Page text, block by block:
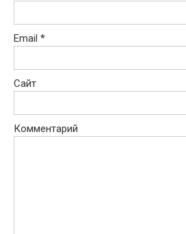
Email *
Сайт
Комментарий